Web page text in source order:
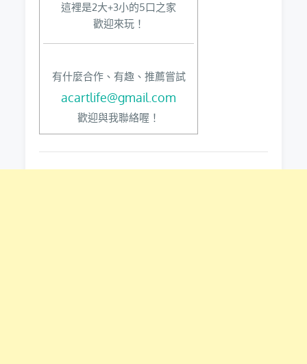
這裡是2大+3小的5口之家
歡迎來玩！
有什麼合作、有趣、推薦嘗試
acartlife@gmail.com
歡迎與我聯絡喔！